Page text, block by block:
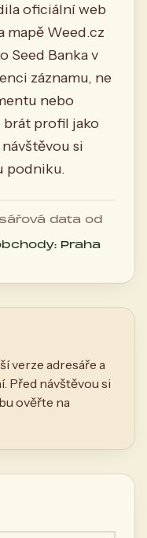
oficiální web
mapě Weed.cz
Seed Banka v
záznamu, ne
nebo
profil jako
si
podniku.
data od
Praha
verze adresáře a
Před návštěvou si
ověřte na